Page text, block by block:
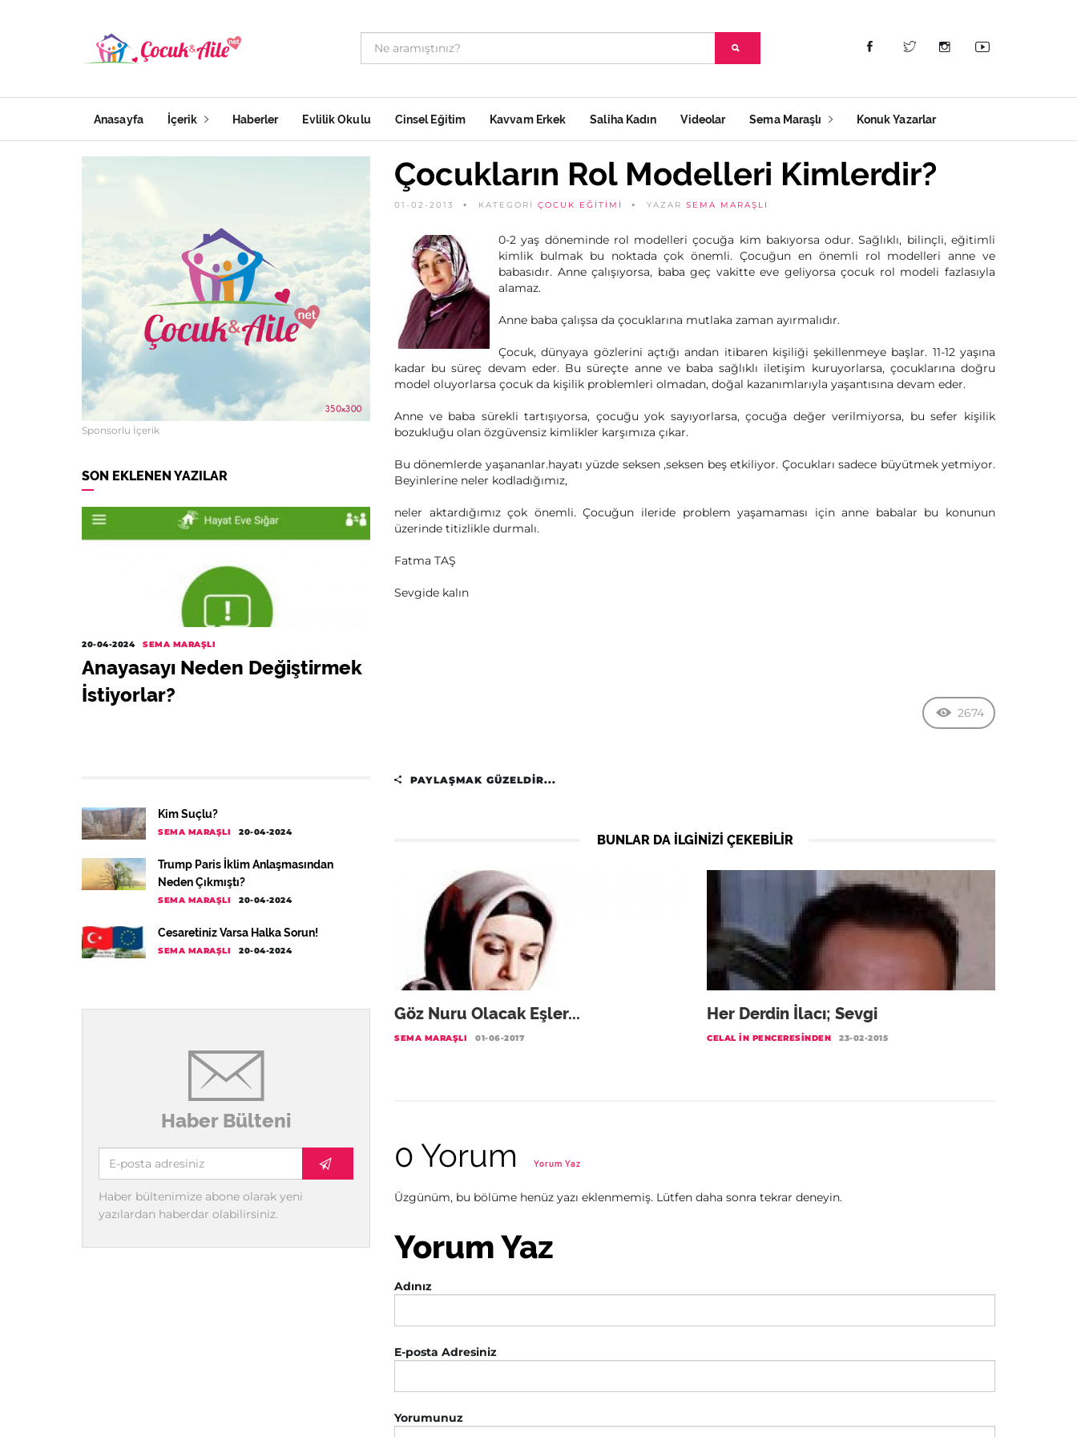
Anasayfa İçerik Haberler Evlilik Okulu Cinsel Eğitim Kavvam Erkek Saliha Kadın Videolar Sema Maraşlı Konuk Yazarlar
Sponsorlu İçerik
SON EKLENEN YAZILAR
20-04-2024 SEMA MARAŞLI
Anayasayı Neden Değiştirmek
İstiyorlar?
Kim Suçlu?
SEMA MARAŞLI 20-04-2024
Trump Paris İklim Anlaşmasından
Neden Çıkmıştı?
SEMA MARAŞLI 20-04-2024
Cesaretiniz Varsa Halka Sorun!
SEMA MARAŞLI 20-04-2024
Haber Bülteni
Haber bültenimize abone olarak yeni
yazılardan haberdar olabilirsiniz.
Çocukların Rol Modelleri Kimlerdir?
01-02-2013 KATEGORİ ÇOCUK EĞITIMI YAZAR SEMA MARAŞLI
0-2 yaş döneminde rol modelleri çocuğa kim bakıyorsa odur. Sağlıklı, bilinçli, eğitimli
kimlik bulmak bu noktada çok önemli. Çocuğun en önemli rol modelleri anne ve
babasıdır. Anne çalışıyorsa, baba geç vakitte eve geliyorsa çocuk rol modeli fazlasıyla
alamaz.
Anne baba çalışsa da çocuklarına mutlaka zaman ayırmalıdır.
Çocuk, dünyaya gözlerini açtığı andan itibaren kişiliği şekillenmeye başlar. 11-12 yaşına
kadar bu süreç devam eder. Bu süreçte anne ve baba sağlıklı iletişim kuruyorlarsa, çocuklarına doğru
model oluyorlarsa çocuk da kişilik problemleri olmadan, doğal kazanımlarıyla yaşantısına devam eder.
Anne ve baba sürekli tartışıyorsa, çocuğu yok sayıyorlarsa, çocuğa değer verilmiyorsa, bu sefer kişilik
bozukluğu olan özgüvensiz kimlikler karşımıza çıkar.
Bu dönemlerde yaşananlar.hayatı yüzde seksen ,seksen beş etkiliyor. Çocukları sadece büyütmek yetmiyor.
Beyinlerine neler kodladığımız,
neler aktardığımız çok önemli. Çocuğun ileride problem yaşamaması için anne babalar bu konunun
üzerinde titizlikle durmalı.
Fatma TAŞ
Sevgide kalın
2674
PAYLAŞMAK GÜZELDIR...
BUNLAR DA ILGINIZI ÇEKEBILIR
Göz Nuru Olacak Eşler...
SEMA MARAŞLI 01-06-2017
Her Derdin İlacı; Sevgi
CELAL IN PENCERESINDEN 23-02-2015
0 Yorum Yorum Yaz
Üzgünüm, bu bölüme henüz yazı eklenmemiş. Lütfen daha sonra tekrar deneyin.
Yorum Yaz
Adınız
E-posta Adresiniz
Yorumunuz